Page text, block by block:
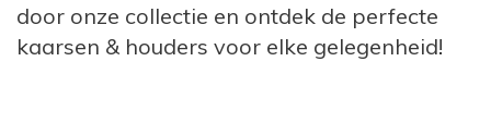
door onze collectie en ontdek de perfecte
kaarsen & houders voor elke gelegenheid!